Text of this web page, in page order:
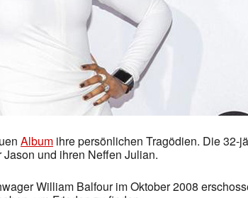
Album ihre persönlichen Tragödien. Die 32-
und ihren Neffen Julian.
William Balfour im Oktober 2008